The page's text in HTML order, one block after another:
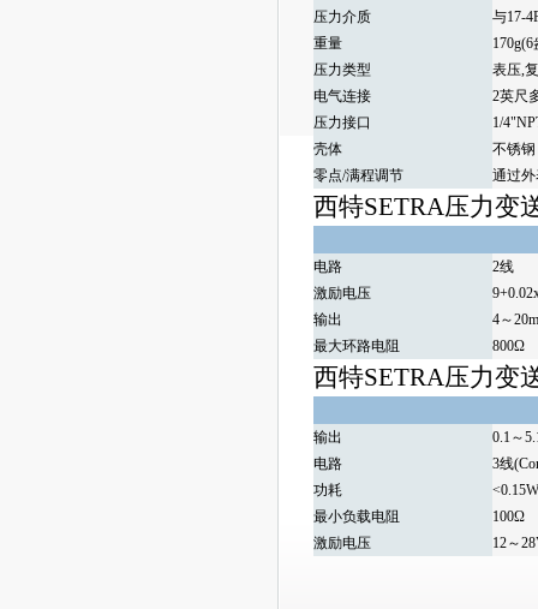
压力介质
与17-
重量
压力类型
表压,
电气连接
2英尺
压力接口
1/
壳体
不锈钢
零点/满程调节
通过
西特SETRA压力变
电路
2线
激励电压
输出
4～
最大环路电阻
800Ω
西特SETRA压力变
输出
0.1～
电路
3线
功耗
最小负载电阻
100Ω
激励电压
12～